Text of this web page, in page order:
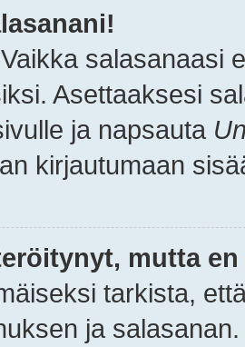
salasanaasi
Asettaaksesi
ja napsauta
kirjautumaan
mutta
tarkista,
ja